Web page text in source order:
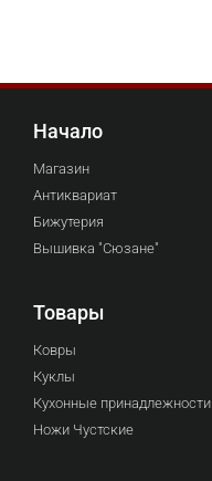
Начало
Магазин
Антиквариат
Бижутерия
Вышивка "Сюзане"
Товары
Ковры
Куклы
Кухонные принадлежности
Ножи Чустские